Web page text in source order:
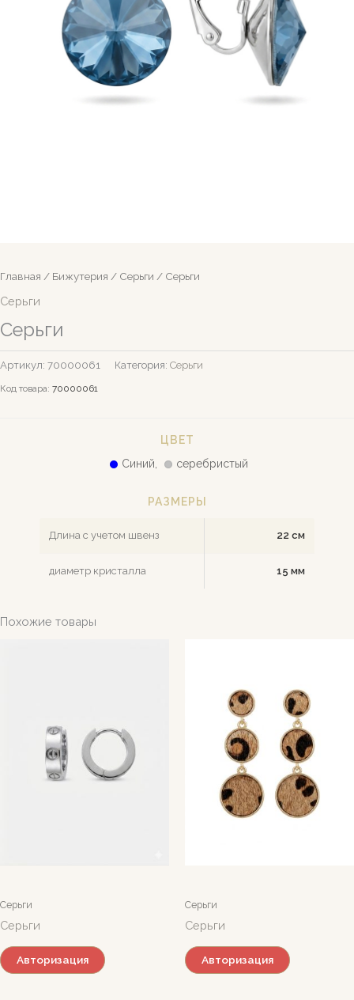
Главная / Бижутерия / Серьги / Серьги
Серьги
Серьги
Артикул: 70000061 Категория: Серьги
Код товара: 70000061
ЦВЕТ
Синий,
серебристый
РАЗМЕРЫ
Длина с учетом швенз 22 см
диаметр кристалла 15 мм
Похожие товары
Серьги
Серьги
Авторизация
Серьги
Серьги
Авторизация